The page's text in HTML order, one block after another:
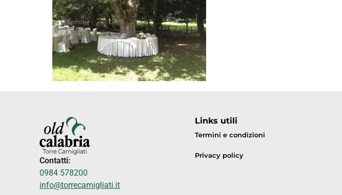
Contatti:
0984 578200
info@torrecamigliati.it
Links utili
Termini e condizioni
Privacy policy